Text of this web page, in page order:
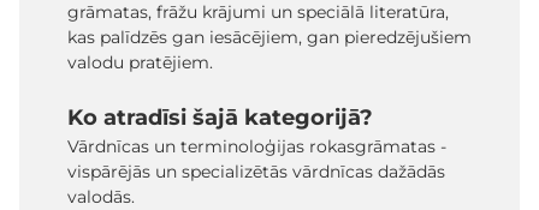
grāmatas, frāžu krājumi un speciālā literatūra,
kas palīdzēs gan iesācējiem, gan pieredzējušiem
valodu pratējiem.
Ko atradīsi šajā kategorijā?
Vārdnīcas un terminoloģijas rokasgrāmatas -
vispārējās un specializētās vārdnīcas dažādās
valodās.